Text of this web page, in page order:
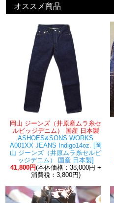
オススメ商品
岡山 ジーンズ（井原産ムラ糸セ
ルビッジデニム） 国産 日本製
ASHOES&SONS WORKS
A001XX JEANS Indigo14oz. [岡
山 ジーンズ（井原ムラ糸セルビ
ッジデニム） 国産 日本製]
41,800円(本体価格：38,000円 +
消費税：3,800円)